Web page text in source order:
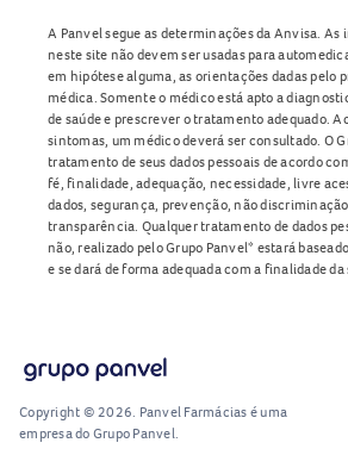
A Panvel segue as determinações da Anvisa.
neste site não devem ser usadas para
em hipótese alguma, as orientações dadas pelo
médica. Somente o médico está apto a
de saúde e prescrever o tratamento adequado.
sintomas, um médico deverá ser consultado. O
tratamento de seus dados pessoais de acordo
fé, finalidade, adequação, necessidade, livre
dados, segurança, prevenção, não
transparência. Qualquer tratamento de dados
não, realizado pelo Grupo Panvel* estará
e se dará de forma adequada com a finalidade da
Copyright © 2026. Panvel Farmácias é uma
empresa do Grupo Panvel.